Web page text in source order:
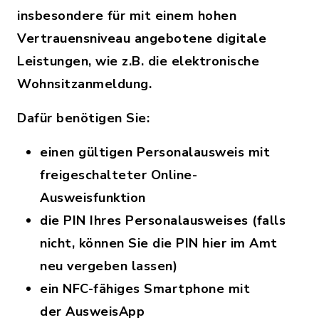
insbesondere für mit einem hohen
Vertrauensniveau angebotene digitale
Leistungen, wie z.B. die elektronische
Wohnsitzanmeldung.
Dafür benötigen Sie:
einen gültigen Personalausweis mit
freigeschalteter Online-
Ausweisfunktion
die PIN Ihres Personalausweises (falls
nicht, können Sie die PIN hier im Amt
neu vergeben lassen)
ein NFC-fähiges Smartphone mit
der AusweisApp